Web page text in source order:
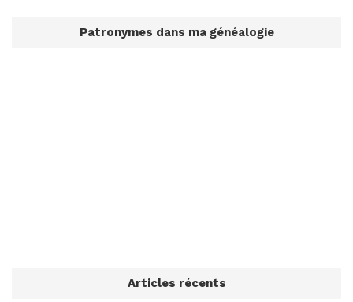
Patronymes dans ma généalogie
Articles récents